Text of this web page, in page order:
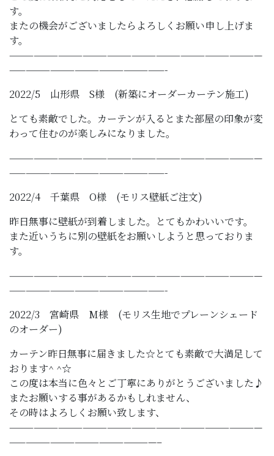
す。
またの機会がございましたらよろしくお願い申し上げま
す。
———————————————————————————————
———————————————————-
2022/5 山形県 S様 (新築にオーダーカーテン施工)
とても素敵でした。カーテンが入るとまた部屋の印象が変
わって住むのが楽しみになりました。
———————————————————————————————
———————————————————-
2022/4 千葉県 O様 (モリス壁紙ご注文)
昨日無事に壁紙が到着しました。とてもかわいいです。
また近いうちに別の壁紙をお願いしようと思っておりま
す。
———————————————————————————————
———————————————————-
2022/3 宮崎県 M様 (モリス生地でプレーンシェード
のオーダー)
カーテン昨日無事に届きました☆とても素敵で大満足して
おります^ ^☆
この度は本当に色々とご丁寧にありがとうございました♪
またお願いする事があるかもしれません、
その時はよろしくお願い致します、
———————————————————————————————
——————————————————–